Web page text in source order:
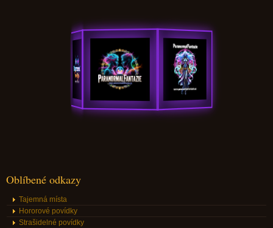
Oblíbené odkazy
Tajemná místa
Hororové povídky
Strašidelné povídky